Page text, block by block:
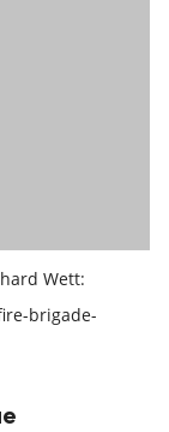
Wett:
brigade-